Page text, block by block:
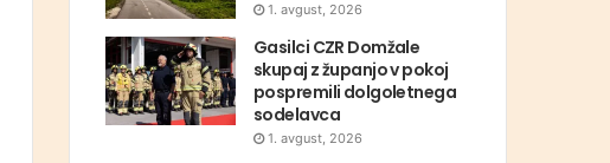
1. avgust, 2026
Gasilci CZR Domžale
skupaj z županjo v pokoj
pospremili dolgoletnega
sodelavca
1. avgust, 2026